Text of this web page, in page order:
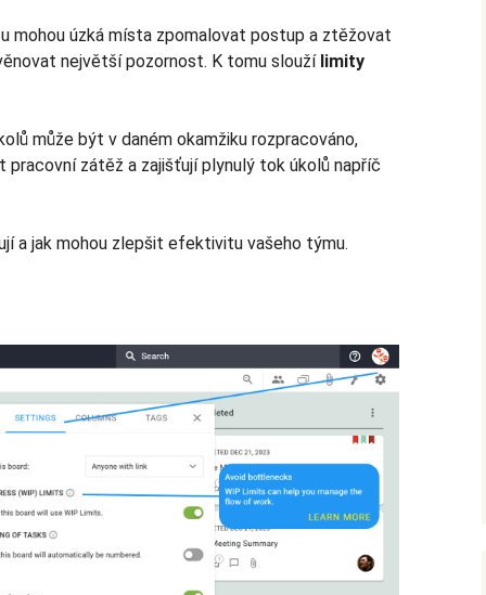
mohou úzká místa zpomalovat postup a ztěžovat
největší pozornost. K tomu slouží limity
může být v daném okamžiku rozpracováno,
zátěž a zajišťují plynulý tok úkolů napříč
a jak mohou zlepšit efektivitu vašeho týmu.